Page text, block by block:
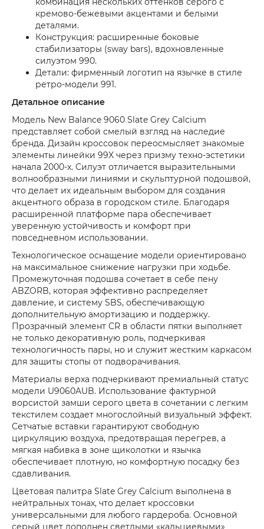
кремово-бежевыми акцентами и белыми
деталями.
Конструкция: расширенные боковые
стабилизаторы (sway bars), вдохновленные
силуэтом 990.
Детали: фирменный логотип на язычке в стиле
ретро-модели 991.
Детальное описание
Модель New Balance 9060 Slate Grey Calcium
представляет собой смелый взгляд на наследие
бренда. Дизайн кроссовок переосмысляет знакомые
элементы линейки 99X через призму техно-эстетики
начала 2000-х. Силуэт отличается выразительными
волнообразными линиями и скульптурной подошвой,
что делает их идеальным выбором для создания
акцентного образа в городском стиле. Благодаря
расширенной платформе пара обеспечивает
уверенную устойчивость и комфорт при
повседневном использовании.
Технологическое оснащение модели ориентировано
на максимальное снижение нагрузки при ходьбе.
Промежуточная подошва сочетает в себе пену
ABZORB, которая эффективно распределяет
давление, и систему SBS, обеспечивающую
дополнительную амортизацию и поддержку.
Прозрачный элемент CR в области пятки выполняет
не только декоративную роль, подчеркивая
технологичность пары, но и служит жестким каркасом
для защиты стопы от подворачивания.
Материалы верха подчеркивают премиальный статус
модели U9060AUB. Использование фактурной
ворсистой замши серого цвета в сочетании с легким
текстилем создает многослойный визуальный эффект.
Сетчатые вставки гарантируют свободную
циркуляцию воздуха, предотвращая перегрев, а
мягкая набивка в зоне щиколотки и язычка
обеспечивает плотную, но комфортную посадку без
сдавливания.
Цветовая палитра Slate Grey Calcium выполнена в
нейтральных тонах, что делает кроссовки
универсальными для любого гардероба. Основной
серый цвет дополнен светлыми «кальциевыми»